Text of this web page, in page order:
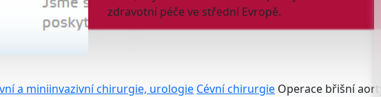
zdravotní péče ve střední Evropě.
a miniinvazivní chirurgie, urologie Cévní chirurgie Operace břišní